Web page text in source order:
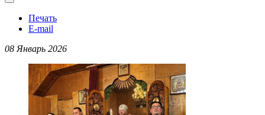
Печать
E-mail
08 Январь 2026